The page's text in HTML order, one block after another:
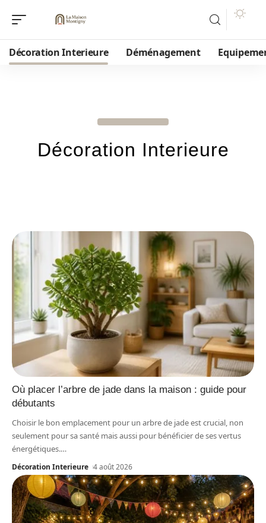
Décoration Interieure Déménagement
Décoration Interieure
Où placer l’arbre de jade dans la maison : guide pour
débutants
Choisir le bon emplacement pour un arbre de jade est crucial, non
seulement pour sa santé mais aussi pour bénéficier de ses vertus
énergétiques.…
Décoration Interieure 4 août 2026